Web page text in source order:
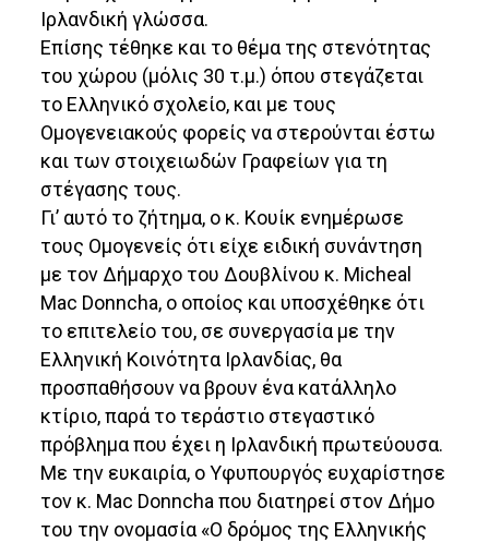
Ιρλανδική γλώσσα.
Επίσης τέθηκε και το θέμα της στενότητας
του χώρου (μόλις 30 τ.μ.) όπου στεγάζεται
το Ελληνικό σχολείο, και με τους
Ομογενειακούς φορείς να στερούνται έστω
και των στοιχειωδών Γραφείων για τη
στέγασης τους.
Γι’ αυτό το ζήτημα, ο κ. Κουίκ ενημέρωσε
τους Ομογενείς ότι είχε ειδική συνάντηση
με τον Δήμαρχο του Δουβλίνου κ. Micheal
Mac Donncha, ο οποίος και υποσχέθηκε ότι
το επιτελείο του, σε συνεργασία με την
Ελληνική Κοινότητα Ιρλανδίας, θα
προσπαθήσουν να βρουν ένα κατάλληλο
κτίριο, παρά το τεράστιο στεγαστικό
πρόβλημα που έχει η Ιρλανδική πρωτεύουσα.
Με την ευκαιρία, ο Υφυπουργός ευχαρίστησε
τον κ. Mac Donncha που διατηρεί στον Δήμο
του την ονομασία «Ο δρόμος της Ελληνικής